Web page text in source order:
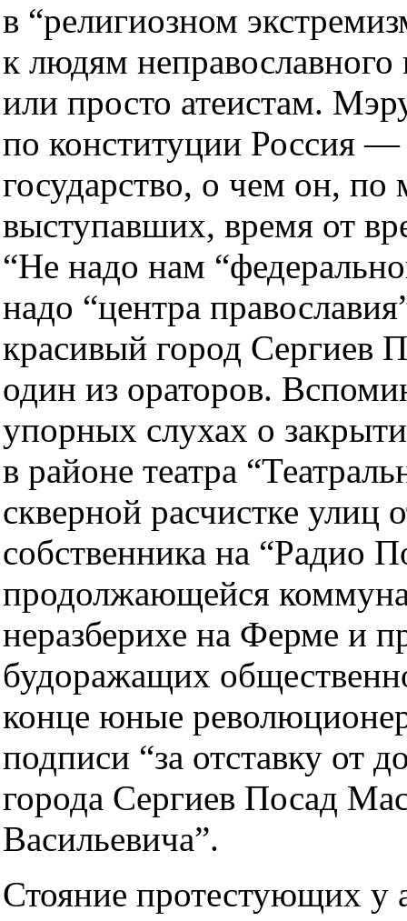
в “религиозном
к людям неправославного
или просто атеистам.
по конституции Россия —
государство, о чем он,
выступавших, время от
“Не надо нам
надо “центра
красивый город Сергиев
один из ораторов.
упорных слухах о
в районе театра
скверной расчистке улиц
собственника на “Радио
продолжающейся
неразберихе на Ферме и
будоражащих
конце юные
подписи “за отставку от
города Сергиев Посад
Васильевича”.
Стояние протестующих у